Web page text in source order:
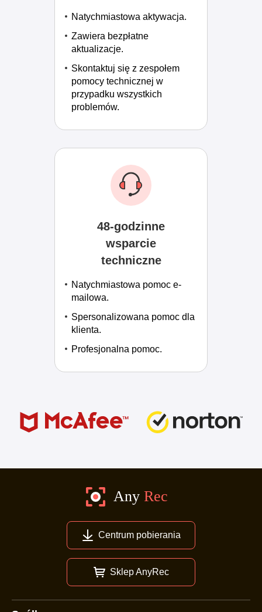
Natychmiastowa aktywacja.
Zawiera bezpłatne
aktualizacje.
Skontaktuj się z zespołem
pomocy technicznej w
przypadku wszystkich
problemów.
48-godzinne
wsparcie
techniczne
Natychmiastowa pomoc e-
mailowa.
Spersonalizowana pomoc dla
klienta.
Profesjonalna pomoc.
Centrum pobierania
Sklep AnyRec